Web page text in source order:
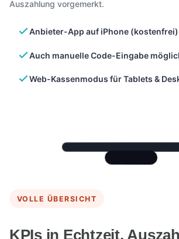
Auszahlung vorgemerkt.
Anbieter-App auf iPhone (kostenfrei)
Auch manuelle Code-Eingabe
Web-Kassenmodus für Tablets &
VOLLE ÜBERSICHT
KPIs in Echtzeit.